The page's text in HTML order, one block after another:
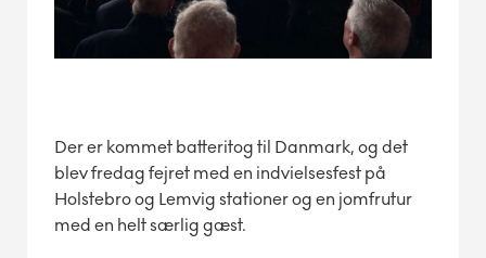
Der er kommet batteritog til Danmark, og det
blev fredag fejret med en indvielsesfest på
Holstebro og Lemvig stationer og en jomfrutur
med en helt særlig gæst.